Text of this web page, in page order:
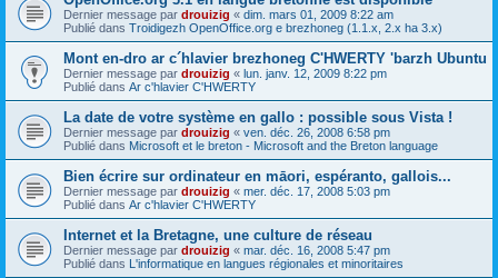
Dernier message par drouizig « dim. mars 01, 2009 8:22 am
Publié dans Troidigezh OpenOffice.org e brezhoneg (1.1.x, 2.x ha 3.x)
Mont en-dro ar c´hlavier brezhoneg C'HWERTY 'barzh Ubuntu
Dernier message par drouizig « lun. janv. 12, 2009 8:22 pm
Publié dans Ar c'hlavier C'HWERTY
La date de votre système en gallo : possible sous Vista !
Dernier message par drouizig « ven. déc. 26, 2008 6:58 pm
Publié dans Microsoft et le breton - Microsoft and the Breton language
Bien écrire sur ordinateur en māori, espéranto, gallois...
Dernier message par drouizig « mer. déc. 17, 2008 5:03 pm
Publié dans Ar c'hlavier C'HWERTY
Internet et la Bretagne, une culture de réseau
Dernier message par drouizig « mar. déc. 16, 2008 5:47 pm
Publié dans L'informatique en langues régionales et minoritaires